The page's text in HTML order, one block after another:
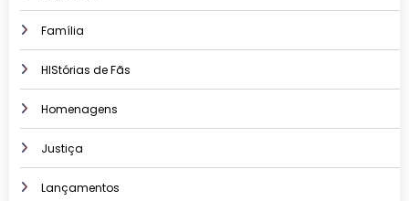
Família
HIStórias de Fãs
Homenagens
Justiça
Lançamentos